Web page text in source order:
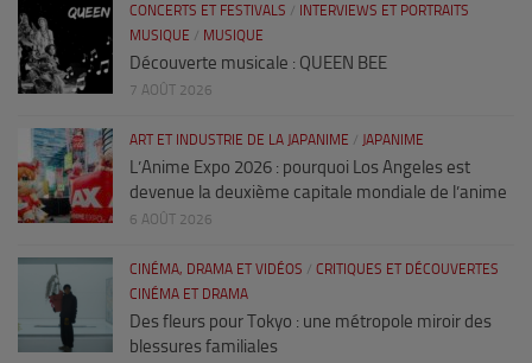
CONCERTS ET FESTIVALS /
INTERVIEWS ET PORTRAITS
MUSIQUE / MUSIQUE
Découverte musicale : QUEEN BEE
7 AOÛT 2026
ART ET INDUSTRIE DE LA JAPANIME / JAPANIME
L’Anime Expo 2026 : pourquoi Los Angeles est
devenue la deuxième capitale mondiale de l’anime
6 AOÛT 2026
CINÉMA, DRAMA ET VIDÉOS / CRITIQUES ET DÉCOUVERTES
CINÉMA ET DRAMA
Des fleurs pour Tokyo : une métropole miroir des
blessures familiales